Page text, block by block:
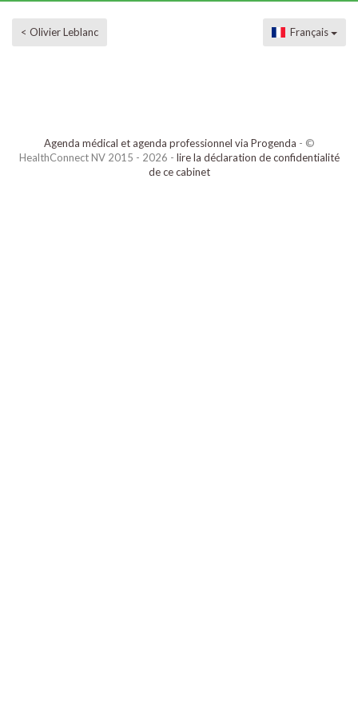
< Olivier Leblanc Français
Agenda médical et agenda professionnel via Progenda - ©
HealthConnect NV 2015 - 2026 - lire la déclaration de confidentialité
de ce cabinet